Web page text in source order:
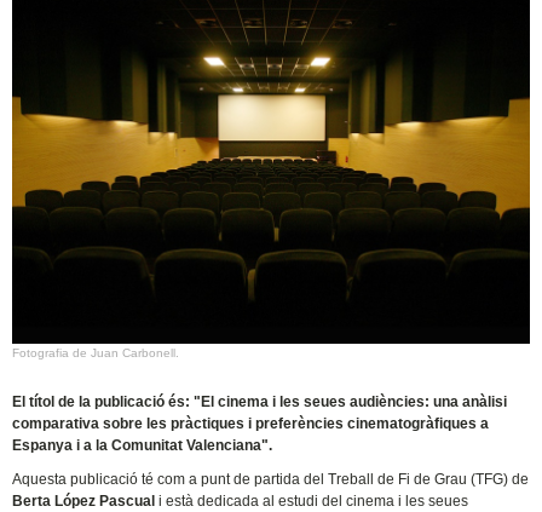
Fotografia de Juan Carbonell.
El títol de la publicació és: "El cinema i les seues audiències: una anàlisi
comparativa sobre les pràctiques i preferències cinematogràfiques a
Espanya i a la Comunitat Valenciana".
Aquesta publicació té com a punt de partida del Treball de Fi de Grau (TFG) de
Berta López Pascual i està dedicada al estudi del cinema i les seues